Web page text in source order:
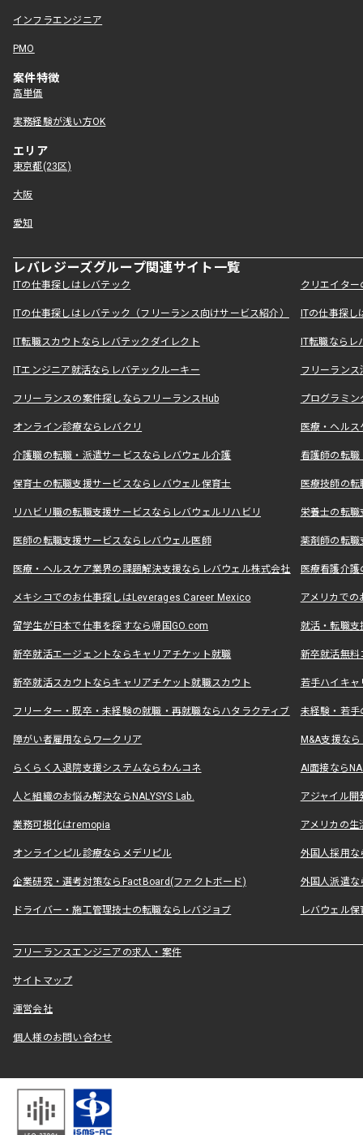
インフラエンジニア
PMO
案件特徴
高単価
実務経験が浅い方OK
エリア
東京都(23区)
大阪
愛知
レバレジーズグループ関連サイト一覧
ITの仕事探しはレバテック クリエイタ
ITの仕事探しはレバテック（フリーランス向けサービス紹介） ITの仕事探
IT転職スカウトならレバテックダイレクト IT転職なら
ITエンジニア就活ならレバテックルーキー フリーラン
フリーランスの案件探しならフリーランスHub プログラミ
オンライン診療ならレバクリ 医療・ヘル
介護職の転職・派遣サービスならレバウェル介護 看護師の転
保育士の転職支援サービスならレバウェル保育士 医療技師の
リハビリ職の転職支援サービスならレバウェルリハビリ 栄養士の転
医師の転職支援サービスならレバウェル医師 薬剤師の転
医療・ヘルスケア業界の課題解決支援ならレバウェル株式会社 医療看護介
メキシコでのお仕事探しはLeverages Career Mexico アメリカで
留学生が日本で仕事を探すなら帰国GO.com 就活・転職
新卒就活エージェントならキャリアチケット就職 新卒就活無料
新卒就活スカウトならキャリアチケット就職スカウト 若手ハイキ
フリーター・既卒・未経験の就職・再就職ならハタラクティブ 未経験・若手
障がい者雇用ならワークリア M&A支援な
らくらく入退院支援システムならわんコネ AI面接なら
人と組織のお悩み解決ならNALYSYS Lab. アジャイル
業務可視化はremopia アメリカの
オンラインピル診療ならメデリピル 外国人採用
企業研究・選考対策ならFactBoard(ファクトボード) 外国人派遣な
ドライバー・施工管理技士の転職ならレバジョブ レバウェル
フリーランスエンジニアの求人・案件
サイトマップ
運営会社
個人様のお問い合わせ